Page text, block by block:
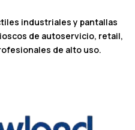
industriales y pantallas
de autoservicio, retail,
de alto uso.